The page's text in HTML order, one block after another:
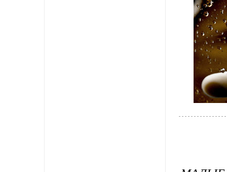
Main herz
Lena_CoN
Frau Rock